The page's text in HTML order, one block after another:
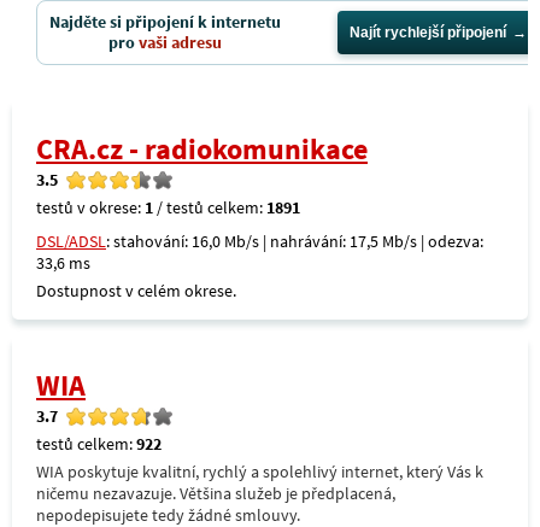
Najděte si připojení k internetu
provaši adresu Najít rychlejší připojení
CRA.cz - radiokomunikace
3.5
testů v okrese: 1 / testů celkem: 1891
DSL/ADSL: stahování: 16,0 Mb/s | nahrávání: 17,5 Mb/s | odezva:
33,6 ms
Dostupnost v celém okrese.
WIA
3.7
testů celkem:922
WIA poskytuje kvalitní, rychlý a spolehlivý internet, který Vás k
ničemu nezavazuje. Většina služeb je předplacená,
nepodepisujete tedy žádné smlouvy.